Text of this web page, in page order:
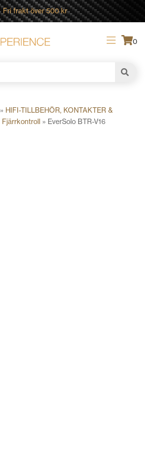
Fri frakt över 500 kr
0
» HIFI-TILLBEHÖR, KONTAKTER &
Fjärrkontroll » EverSolo BTR-V16